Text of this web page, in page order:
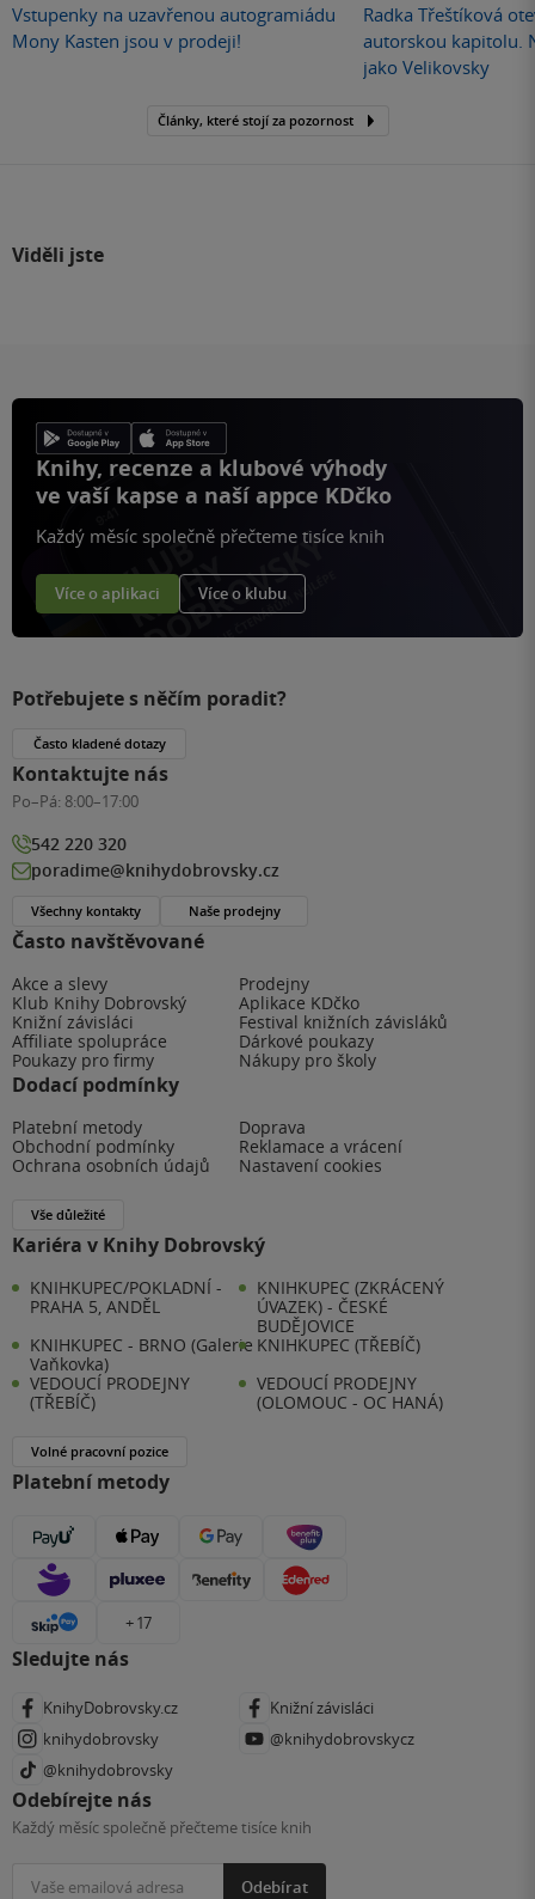
Vstupenky na uzavřenou autogramiádu
Mony Kasten jsou v prodeji!
Radka Třeštíková
autorskou kapitolu.
jako Velikovsky
Články, které stojí za pozornost
Viděli jste
Knihy, recenze a klubové výhody
ve vaší kapse a naší appce KDčko
Každý měsíc společně přečteme tisíce knih
Více o aplikaci Více o klubu
Často navštěvované
Akce a slevy
Prodejny
Klub Knihy Dobrovský
Aplikace KDčko
Knižní závisláci
Festival knižních závisláků
Affiliate spolupráce
Dárkové poukazy
Poukazy pro firmy
Nákupy pro školy
Dodací podmínky
Platební metody
Doprava
Obchodní podmínky
Reklamace a vrácení
Ochrana osobních údajů
Nastavení cookies
Vše důležité
Kariéra v Knihy Dobrovský
KNIHKUPEC/POKLADNÍ -
PRAHA 5, ANDĚL
KNIHKUPEC (ZKRÁCENÝ
ÚVAZEK) - ČESKÉ
BUDĚJOVICE
KNIHKUPEC - BRNO (Galerie
Vaňkovka)
KNIHKUPEC (TŘEBÍČ)
VEDOUCÍ PRODEJNY
(TŘEBÍČ)
VEDOUCÍ PRODEJNY
(OLOMOUC - OC HANÁ)
Volné pracovní pozice
Platební metody
+ 17
Sledujte nás
KnihyDobrovsky.cz
Knižní závisláci
knihydobrovsky
@knihydobrovskycz
@knihydobrovsky
Odebírejte nás
Každý měsíc společně přečteme tisíce knih
Odebírat
Potřebujete s něčím poradit?
Často kladené dotazy
Kontaktujte nás
Po–Pá: 8:00–17:00
542 220 320
poradime@knihydobrovsky.cz
Všechny kontakty Naše prodejny